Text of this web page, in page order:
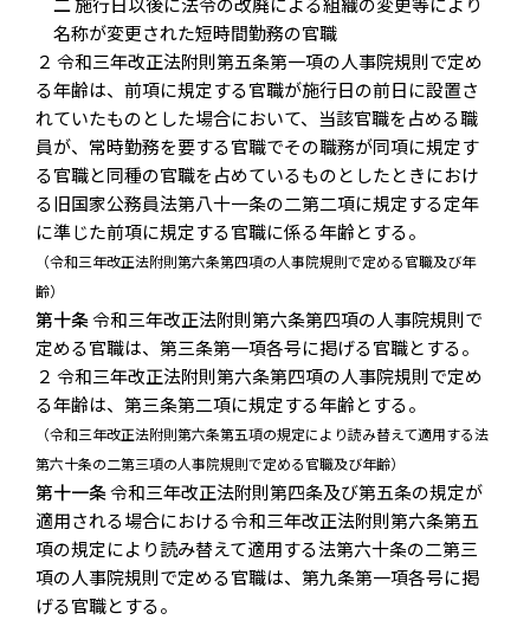
名称が変更された短時間勤務の官職
２ 令和三年改正法附則第五条第一項の人事院規則で定め
る年齢は、前項に規定する官職が施行日の前日に設置さ
れていたものとした場合において、当該官職を占める職
員が、常時勤務を要する官職でその職務が同項に規定す
る官職と同種の官職を占めているものとしたときにおけ
る旧国家公務員法第八十一条の二第二項に規定する定年
に準じた前項に規定する官職に係る年齢とする。
（令和三年改正法附則第六条第四項の人事院規則で定める官職及び年
齢）
第十条令和三年改正法附則第六条第四項の人事院規則で
定める官職は、第三条第一項各号に掲げる官職とする。
２ 令和三年改正法附則第六条第四項の人事院規則で定め
る年齢は、第三条第二項に規定する年齢とする。
（令和三年改正法附則第六条第五項の規定により読み替えて適用する法
第六十条の二第三項の人事院規則で定める官職及び年齢）
第十一条令和三年改正法附則第四条及び第五条の規定が
適用される場合における令和三年改正法附則第六条第五
項の規定により読み替えて適用する法第六十条の二第三
項の人事院規則で定める官職は、第九条第一項各号に掲
げる官職とする。